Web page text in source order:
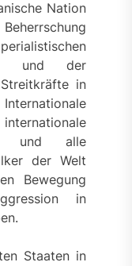
Nation
und der
in
und alle
der Welt
Bewegung
in
Staaten in